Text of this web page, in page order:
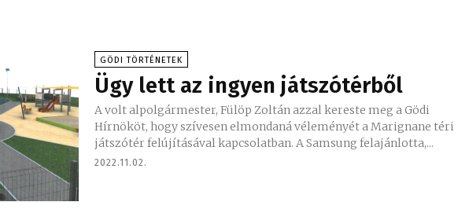
GÖDI TÖRTÉNETEK
Ügy lett az ingyen játszótérből
A volt alpolgármester, Fülöp Zoltán azzal kereste meg a Gödi
Hírnököt, hogy szívesen elmondaná véleményét a Marignane téri
játszótér felújításával kapcsolatban. A Samsung felajánlotta,...
2022.11.02.